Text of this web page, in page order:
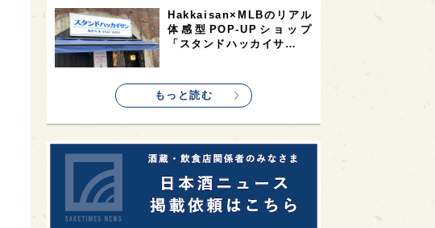
イギリス 1 ノルウェー 1 新宿区 1
歌舞伎町 1 沖縄県 1 鳥取県 1
saketimes_image_4 1
Hakkaisan×MLBのリアル
体感型POP-UPショップ
「スタンドハッカイサ…
もっと読む